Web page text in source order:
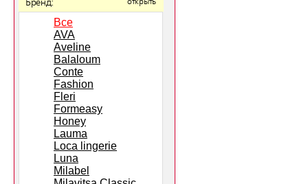
Бренд: открыть
Все
AVA
Aveline
Balaloum
Conte
Fashion
Fleri
Formeasy
Honey
Lauma
Loca lingerie
Luna
Milabel